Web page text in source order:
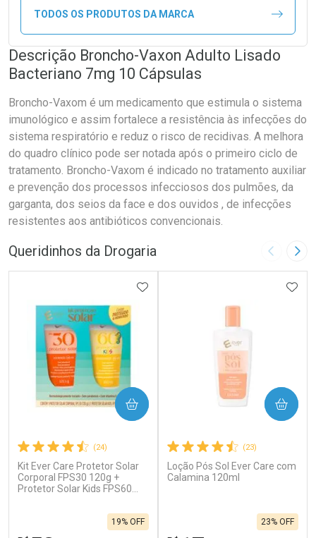
TODOS OS PRODUTOS DA MARCA
Descrição Broncho-Vaxon Adulto Lisado
Bacteriano 7mg 10 Cápsulas
Broncho-Vaxom é um medicamento que estimula o sistema
imunológico e assim fortalece a resistência às infecções do
sistema respiratório e reduz o risco de recidivas. A melhora
do quadro clínico pode ser notada após o primeiro ciclo de
tratamento. Broncho-Vaxom é indicado no tratamento auxiliar
e prevenção dos processos infecciosos dos pulmões, da
garganta, dos seios da face e dos ouvidos , de infecções
resistentes aos antibióticos convencionais.
Queridinhos da Drogaria Imagem
(24)
Kit Ever Care Protetor Solar
Corporal FPS30 120g +
Protetor Solar Kids FPS60
19% OFF
ADICIONAR AOS FAVORITOS
COMPRAR
(23)
Loção Pós Sol Ever Care com
Calamina 120ml
23% OFF
COMPRAR